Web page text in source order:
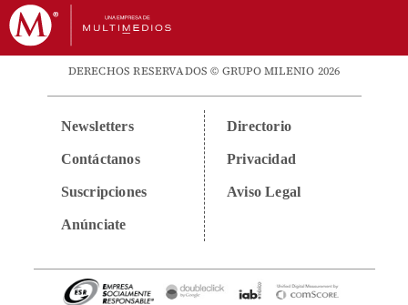
DERECHOS RESERVADOS © GRUPO MILENIO 2026
Newsletters
Contáctanos
Suscripciones
Anúnciate
Directorio
Privacidad
Aviso Legal